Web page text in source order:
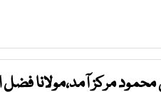
مرکز آمد،مولانا